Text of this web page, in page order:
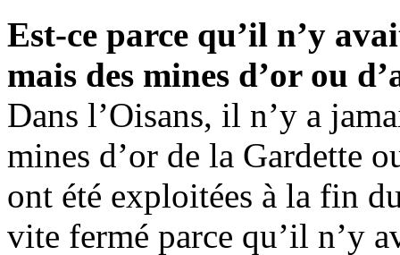
Est-ce parce qu’il n’y
mais des mines d’or ou
Dans l’Oisans, il n’y a
mines d’or de la Gardette
ont été exploitées à la fin
vite fermé parce qu’il n’y